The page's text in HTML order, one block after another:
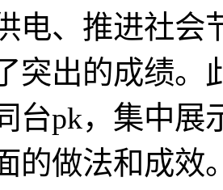
电、推进社会
突出的成绩。
台pk，集中展
的做法和成效